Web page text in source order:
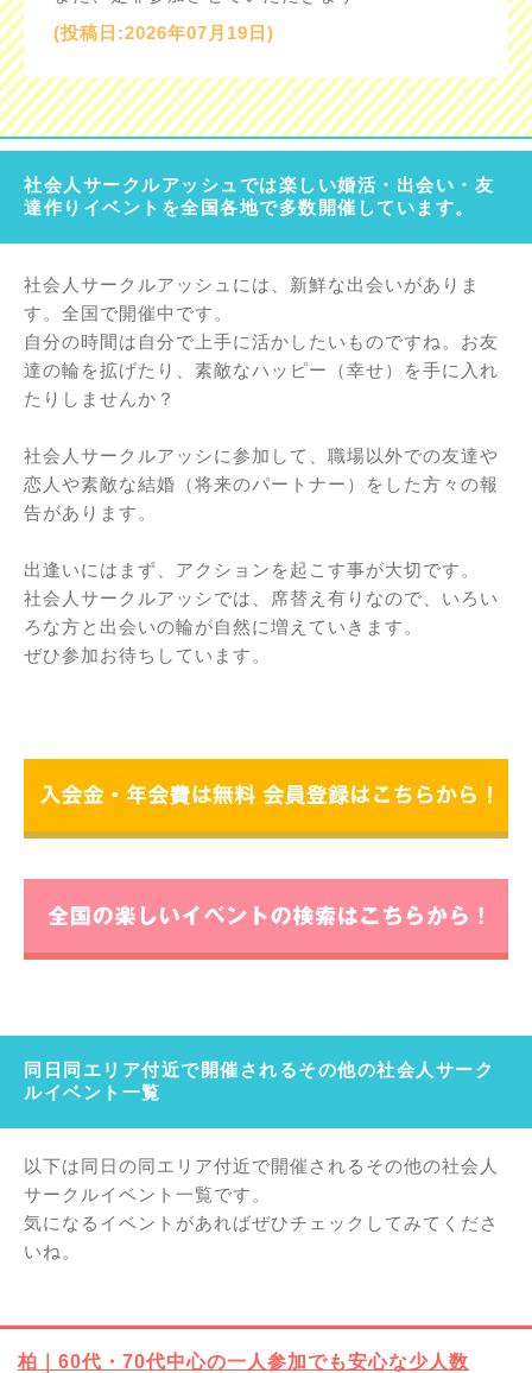
(投稿日:2026年07月19日)
社会人サークルアッシュでは楽しい婚活・出会い・友
達作りイベントを全国各地で多数開催しています。
社会人サークルアッシュには、新鮮な出会いがありま
す。全国で開催中です。
自分の時間は自分で上手に活かしたいものですね。お友
達の輪を拡げたり、素敵なハッピー（幸せ）を手に入れ
たりしませんか？
社会人サークルアッシに参加して、職場以外での友達や
恋人や素敵な結婚（将来のパートナー）をした方々の報
告があります。
出逢いにはまず、アクションを起こす事が大切です。
社会人サークルアッシでは、席替え有りなので、いろい
ろな方と出会いの輪が自然に増えていきます。
ぜひ参加お待ちしています。
同日同エリア付近で開催されるその他の社会人サーク
ルイベント一覧
以下は同日の同エリア付近で開催されるその他の社会人
サークルイベント一覧です。
気になるイベントがあればぜひチェックしてみてくださ
いね。
柏｜60代・70代中心の一人参加でも安心な少人数